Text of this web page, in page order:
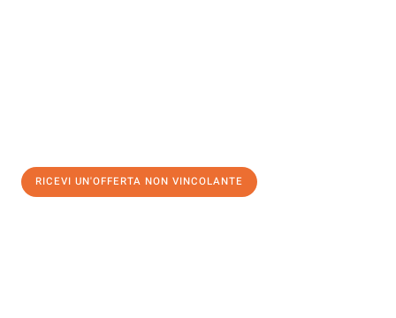
RICEVI UN'OFFERTA NON VINCOLANTE